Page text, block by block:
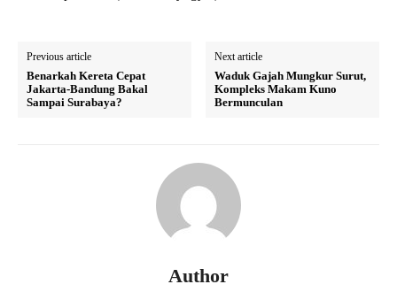
Previous article
Benarkah Kereta Cepat
Jakarta-Bandung Bakal
Sampai Surabaya?
Next article
Waduk Gajah Mungkur Surut,
Kompleks Makam Kuno
Bermunculan
Author